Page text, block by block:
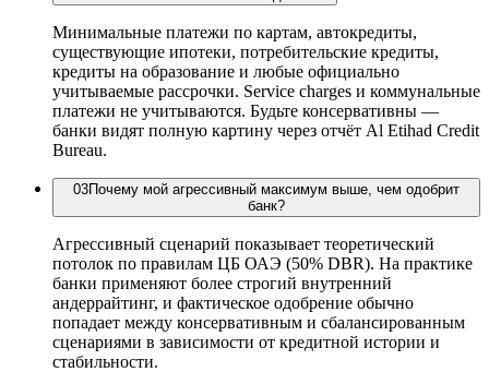
Минимальные платежи по картам, автокредиты,
существующие ипотеки, потребительские кредиты,
кредиты на образование и любые официально
учитываемые рассрочки. Service charges и коммунальные
платежи не учитываются. Будьте консервативны —
банки видят полную картину через отчёт Al Etihad Credit
Bureau.
03Почему мой агрессивный максимум выше, чем одобрит
банк?
Агрессивный сценарий показывает теоретический
потолок по правилам ЦБ ОАЭ (50% DBR). На практике
банки применяют более строгий внутренний
андеррайтинг, и фактическое одобрение обычно
попадает между консервативным и сбалансированным
сценариями в зависимости от кредитной истории и
стабильности.